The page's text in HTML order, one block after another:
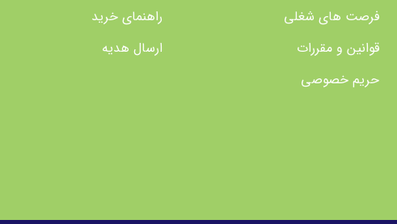
فرصت های شغلی
قوانین و مقررات
حریم خصوصی
راهنمای خرید
ارسال هدیه